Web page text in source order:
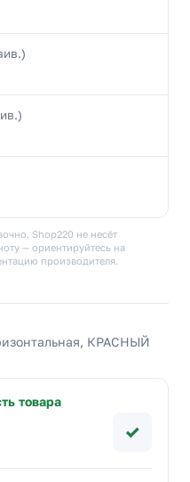
Shop220 не несёт
— ориентируйтесь на
производителя.
КРАСНЫЙ
товара
✓